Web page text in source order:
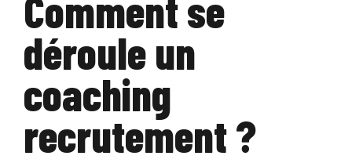
Comment se
déroule un
coaching
recrutement ?